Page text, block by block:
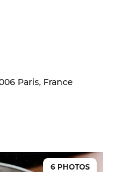
Paris, France
6 PHOTOS